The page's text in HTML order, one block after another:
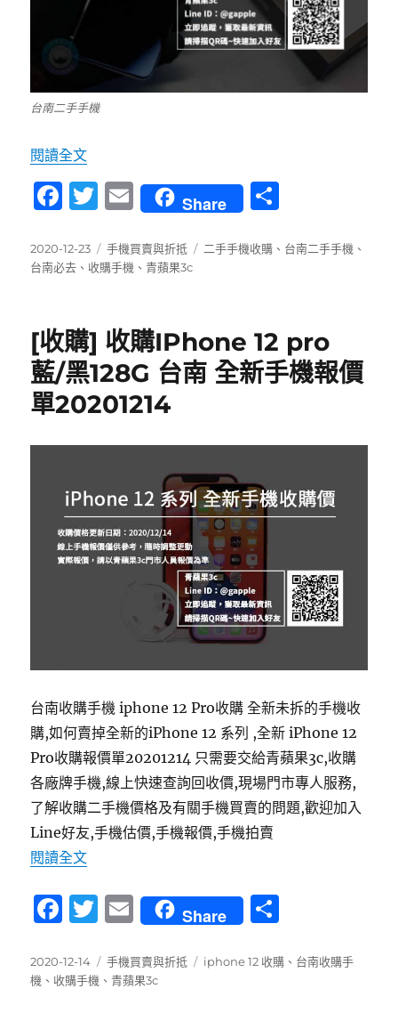
台南二手手機
閱讀全文〈【台南市區】二手手機 買賣推薦青蘋果3c〉
F
c
e
o
o
k
T
it
te
E
m
ai
l
Share
發
佈
2020-12-23
分
類
手機買賣與折抵
標
二手手機收購 、 台南二手手機 、
台南必去 、 收購手機 、青蘋果3c
[收購] 收購IPhone 12 pro
藍/黑128G 台南 全新手機報價
單20201214
台南收購手機 iphone 12 Pro收購 全新未拆的手機收
購,如何賣掉全新的iPhone 12 系列 ,全新 iPhone 12
Pro收購報價單20201214 只需要交給青蘋果3c,收購
各廠牌手機,線上快速查詢回收價,現場門市專人服務,
了解收購二手機價格及有關手機買賣的問題,歡迎加入
Line好友,手機估價,手機報價,手機拍賣
閱讀全文〈[收購] 收購IPhone 12 pro 藍/黑128G 台南 全
F
c
e
T
it
te
E
m
ai
l
Share
發
佈
2020-12-14
分
類
手機買賣與折抵
標
iphone 12 收購 、 台南收購手
機 、 收購手機 、青蘋果3c